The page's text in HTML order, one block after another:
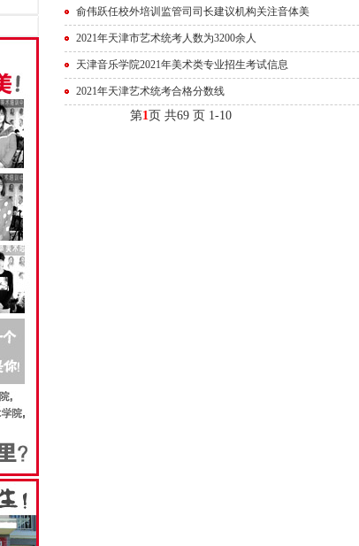
俞伟跃任校外培训监管司司长建议机构关注音体美
2021年天津市艺术统考人数为3200余人
天津音乐学院2021年美术类专业招生考试信息
2021年天津艺术统考合格分数线
第1页 共69 页 1-10